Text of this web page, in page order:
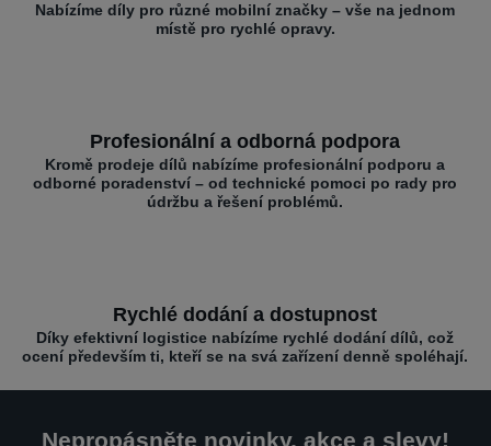
Nabízíme díly pro různé mobilní značky – vše na jednom
místě pro rychlé opravy.
Profesionální a odborná podpora
Kromě prodeje dílů nabízíme profesionální podporu a
odborné poradenství – od technické pomoci po rady pro
údržbu a řešení problémů.
Rychlé dodání a dostupnost
Díky efektivní logistice nabízíme rychlé dodání dílů, což
ocení především ti, kteří se na svá zařízení denně spoléhají.
Nepropásněte novinky, akce a slevy!